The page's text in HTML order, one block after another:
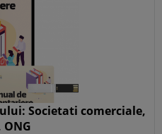
Societati comerciale,
ONG